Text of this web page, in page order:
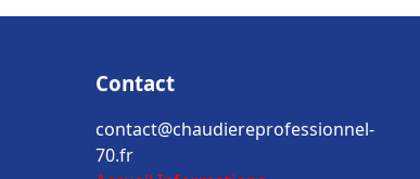
Contact
contact@chaudiereprofessionnel-
70.fr